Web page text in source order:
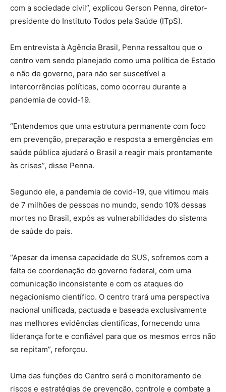
com a sociedade civil”, explicou Gerson Penna, diretor-
presidente do Instituto Todos pela Saúde (ITpS).
Em entrevista à Agência Brasil, Penna ressaltou que o
centro vem sendo planejado como uma política de Estado
e não de governo, para não ser suscetível a
intercorrências políticas, como ocorreu durante a
pandemia de covid-19.
“Entendemos que uma estrutura permanente com foco
em prevenção, preparação e resposta a emergências em
saúde pública ajudará o Brasil a reagir mais prontamente
às crises”, disse Penna.
Segundo ele, a pandemia de covid-19, que vitimou mais
de 7 milhões de pessoas no mundo, sendo 10% dessas
mortes no Brasil, expôs as vulnerabilidades do sistema
de saúde do país.
“Apesar da imensa capacidade do SUS, sofremos com a
falta de coordenação do governo federal, com uma
comunicação inconsistente e com os ataques do
negacionismo científico. O centro trará uma perspectiva
nacional unificada, pactuada e baseada exclusivamente
nas melhores evidências científicas, fornecendo uma
liderança forte e confiável para que os mesmos erros não
se repitam”, reforçou.
Uma das funções do Centro será o monitoramento de
riscos e estratégias de prevenção, controle e combate a